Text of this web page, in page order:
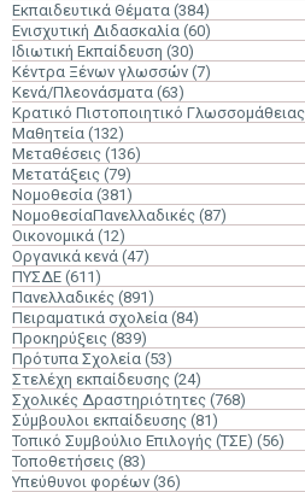
Εκπαιδευτικά Θέματα (384)
Ενισχυτική Διδασκαλία (60)
Ιδιωτική Εκπαίδευση (30)
Κέντρα Ξένων γλωσσών (7)
Κενά/Πλεονάσματα (63)
Κρατικό Πιστοποιητικό Γλωσσομάθειας
Μαθητεία (132)
Μεταθέσεις (136)
Μετατάξεις (79)
Νομοθεσία (381)
ΝομοθεσίαΠανελλαδικές (87)
Οικονομικά (12)
Οργανικά κενά (47)
ΠΥΣΔΕ (611)
Πανελλαδικές (891)
Πειραματικά σχολεία (84)
Προκηρύξεις (839)
Πρότυπα Σχολεία (53)
Στελέχη εκπαίδευσης (24)
Σχολικές Δραστηριότητες (768)
Σύμβουλοι εκπαίδευσης (81)
Τοπικό Συμβούλιο Επιλογής (ΤΣΕ) (56)
Τοποθετήσεις (83)
Υπεύθυνοι φορέων (36)